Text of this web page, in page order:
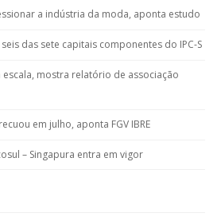
a indústria da moda, aponta estudo
das sete capitais componentes do IPC-S
mostra relatório de associação
em julho, aponta FGV IBRE
– Singapura entra em vigor